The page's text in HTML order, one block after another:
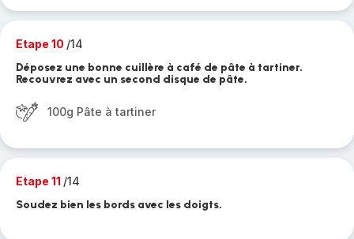
Etape 10 /14
Déposez une bonne cuillère à café de pâte à tartiner.
Recouvrez avec un second disque de pâte.
100g Pâte à tartiner
Etape 11 /14
Soudez bien les bords avec les doigts.